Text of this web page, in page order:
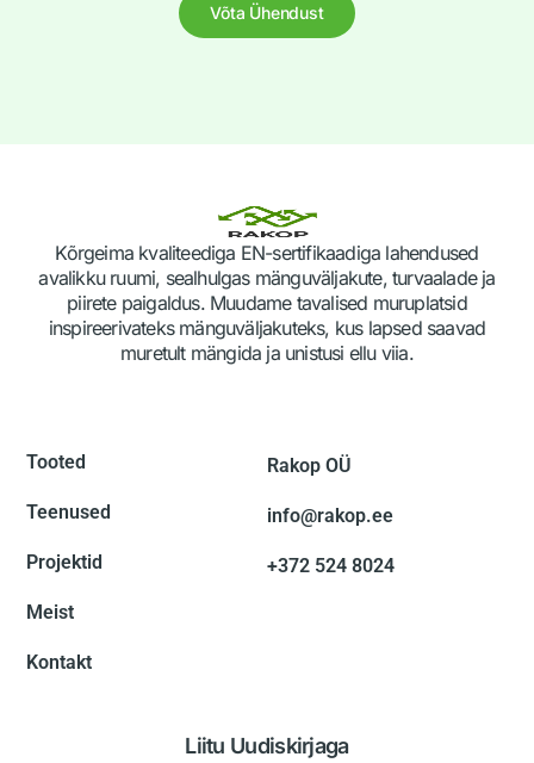
Võta Ühendust
Kõrgeima kvaliteediga EN-sertifikaadiga lahendused
avalikku ruumi, sealhulgas mänguväljakute, turvaalade ja
piirete paigaldus. Muudame tavalised muruplatsid
inspireerivateks mänguväljakuteks, kus lapsed saavad
muretult mängida ja unistusi ellu viia.
Tooted
Teenused
Projektid
Meist
Kontakt
Rakop OÜ
info@rakop.ee
+372 524 8024
Liitu Uudiskirjaga